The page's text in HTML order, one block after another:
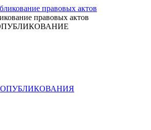
правовых актов